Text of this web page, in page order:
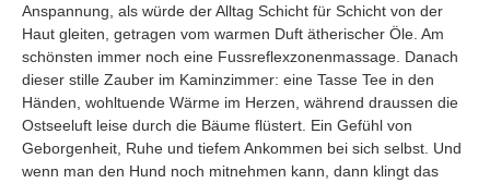
Anspannung, als würde der Alltag Schicht für Schicht von der
Haut gleiten, getragen vom warmen Duft ätherischer Öle. Am
schönsten immer noch eine Fussreflexzonenmassage. Danach
dieser stille Zauber im Kaminzimmer: eine Tasse Tee in den
Händen, wohltuende Wärme im Herzen, während draussen die
Ostseeluft leise durch die Bäume flüstert. Ein Gefühl von
Geborgenheit, Ruhe und tiefem Ankommen bei sich selbst. Und
wenn man den Hund noch mitnehmen kann, dann klingt das